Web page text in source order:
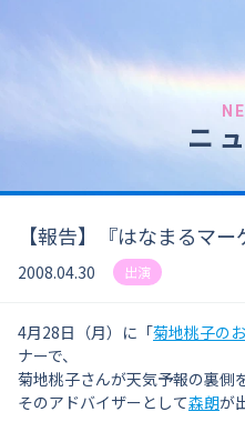
ニ
【報告】『はなまるマ
2008.04.30 出演
4月28日（月）に「菊地桃子の
ナーで、
菊地桃子さんが天気予報の裏側
そのアドバイザーとして森朗が